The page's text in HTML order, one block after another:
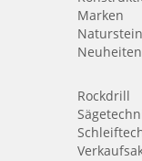
Marken
Naturstein
Neuheiten
Rockdrill